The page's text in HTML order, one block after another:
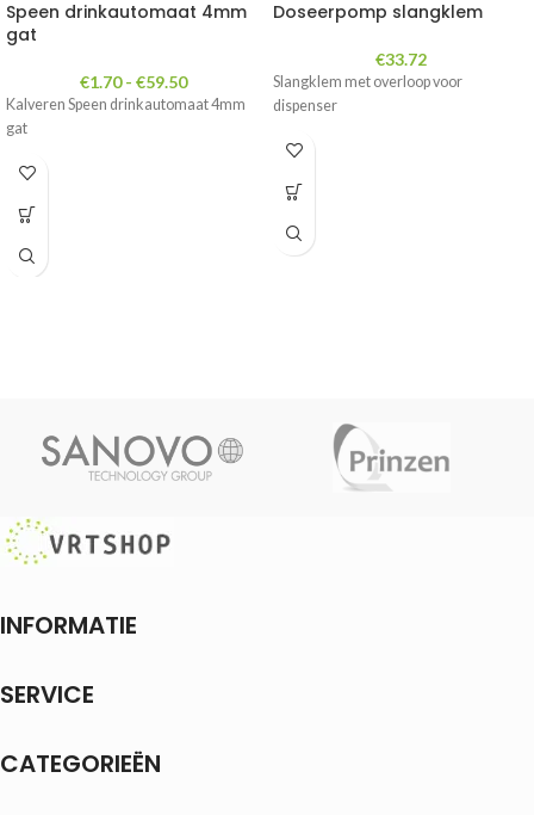
Speen drinkautomaat 4mm
gat
€1.70 - €59.50
Kalveren Speen drinkautomaat 4mm
gat
Doseerpomp slangklem
€33.72
Slangklem met overloop voor
dispenser
INFORMATIE
SERVICE
CATEGORIEËN